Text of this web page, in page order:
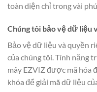
toàn diện chỉ trong vài
Chúng tôi bảo vệ dữ liệu
Bảo vệ dữ liệu và quyền
của chúng tôi. Tính năng
mây EZVIZ được mã hóa
khóa để giải mã dữ liệu